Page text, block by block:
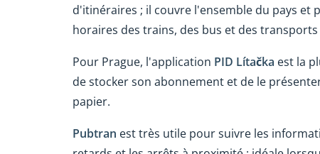
d'itinéraires ; il couvre l'ensemble du pays et
horaires des trains, des bus et des
Pour Prague, l'application PID Lítačka est la
de stocker son abonnement et de le
papier.
Pubtran est très utile pour suivre les